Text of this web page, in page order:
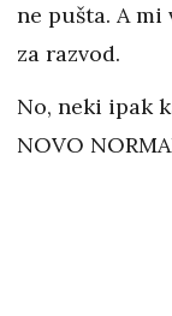
ne pušta. A
za razvod.
No, neki ipak
NOVO